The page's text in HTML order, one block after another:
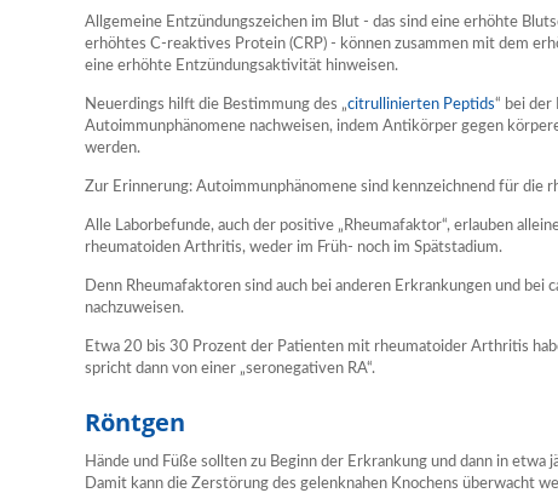
Allgemeine Entzündungszeichen im Blut - das sind eine erhöhte
erhöhtes C-reaktives Protein (CRP) - können zusammen mit dem
eine erhöhte Entzündungsaktivität hinweisen.
Neuerdings hilft die Bestimmung des „citrullinierten Peptids“ bei der
Autoimmunphänomene nachweisen, indem Antikörper gegen
werden.
Zur Erinnerung: Autoimmunphänomene sind kennzeichnend für die
Alle Laborbefunde, auch der positive „Rheumafaktor“, erlauben
rheumatoiden Arthritis, weder im Früh- noch im Spätstadium.
Denn Rheumafaktoren sind auch bei anderen Erkrankungen und bei
nachzuweisen.
Etwa 20 bis 30 Prozent der Patienten mit rheumatoider Arthritis
spricht dann von einer „seronegativen RA“.
Röntgen
Hände und Füße sollten zu Beginn der Erkrankung und dann in
Damit kann die Zerstörung des gelenknahen Knochens überwacht